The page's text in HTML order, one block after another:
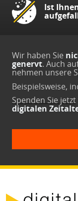
Ist
Wir haben Sie
genervt. Auch
nehmen unsere
Beispielsweise,
Spenden Sie jetzt
digitalen